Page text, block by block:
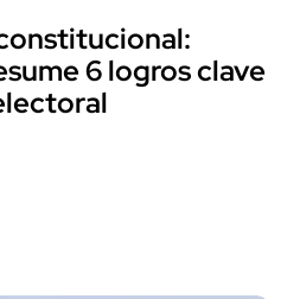
6 logros clave